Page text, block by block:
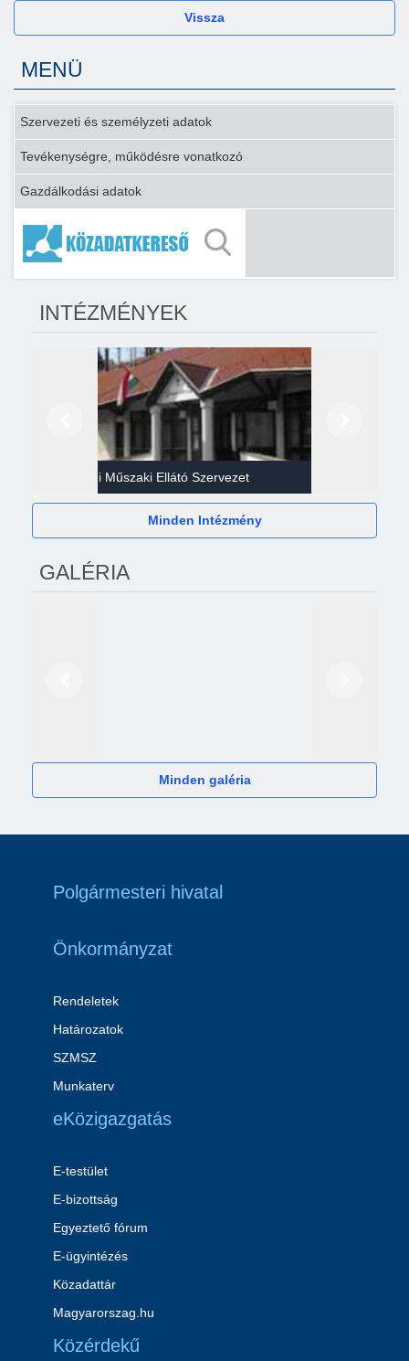
Vissza
MENÜ
Szervezeti és személyzeti adatok
Tevékenységre, működésre vonatkozó
Gazdálkodási adatok
INTÉZMÉNYEK
Gazdasági Műszaki Ellátó Szervezet
Minden Intézmény
GALÉRIA
Minden galéria
Polgármesteri hivatal
Önkormányzat
Rendeletek
Határozatok
SZMSZ
Munkaterv
eKözigazgatás
E-testület
E-bizottság
Egyeztető fórum
E-ügyintézés
Közadattár
Magyarorszag.hu
Közérdekű